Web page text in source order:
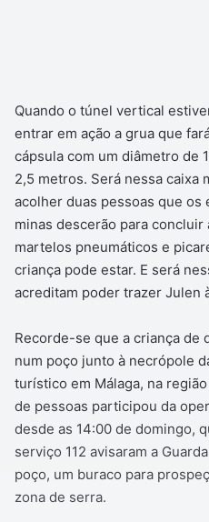
Quando o túnel vertical
entrar em ação a grua que
cápsula com um diâmetro de
2,5 metros. Será nessa caixa
acolher duas pessoas que
minas descerão para concluir
martelos pneumáticos e
criança pode estar. E será
acreditam poder trazer Julen
Recorde-se que a criança de
num poço junto à necrópole
turístico em Málaga, na
de pessoas participou da
desde as 14:00 de domingo,
serviço 112 avisaram a
poço, um buraco para
zona de serra.